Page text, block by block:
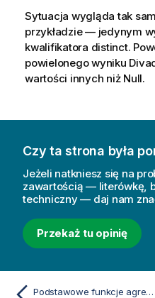
Sytuacja wygląda tak
przykładzie — jedynym
kwalifikatora distinct.
powielonego wyniku
wartości innych niż Null.
Czy ta strona była
Jeżeli natkniesz się na
zawartością — literówkę,
techniczny — daj nam
Przekaż tu opinię
Podstawowe funkcje agregacji